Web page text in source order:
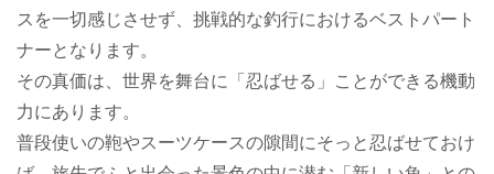
スを一切感じさせず、挑戦的な釣行におけるベストパート
ナーとなります。
その真価は、世界を舞台に「忍ばせる」ことができる機動
力にあります。
普段使いの鞄やスーツケースの隙間にそっと忍ばせておけ